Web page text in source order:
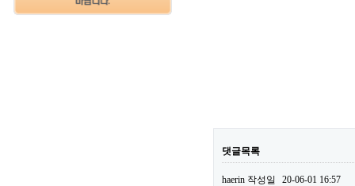
댓글목록
haerin 작성일
20-06-01 16:57